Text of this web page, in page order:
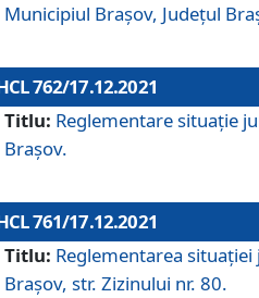
Municipiul Brașov, Județul
762/17.12.2021
Titlu: Reglementare situație
Brașov.
761/17.12.2021
Titlu: Reglementarea
Brașov, str. Zizinului nr. 80.